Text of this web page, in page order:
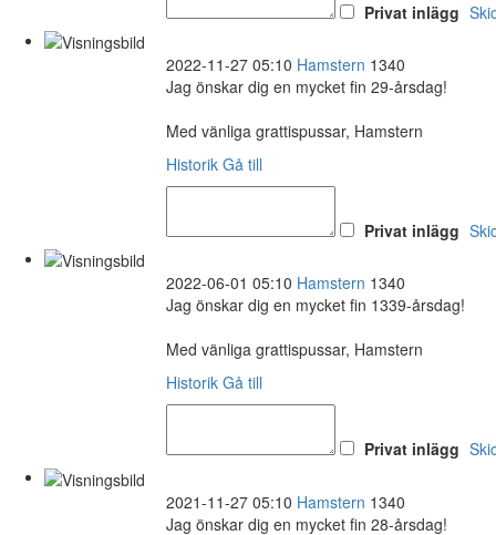
Privat inlägg
2022-11-27 05:10 Hamstern 1340
Jag önskar dig en mycket fin 29-årsdag!
Med vänliga grattispussar, Hamstern
Historik Gå till
Privat inlägg
2022-06-01 05:10 Hamstern 1340
Jag önskar dig en mycket fin 1339-årsdag!
Med vänliga grattispussar, Hamstern
Historik Gå till
Privat inlägg
2021-11-27 05:10 Hamstern 1340
Jag önskar dig en mycket fin 28-årsdag!